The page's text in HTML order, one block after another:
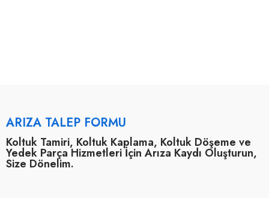
ARIZA TALEP FORMU
Koltuk Tamiri, Koltuk Kaplama, Koltuk Döşeme ve
Yedek Parça Hizmetleri İçin Arıza Kaydı Oluşturun,
Size Dönelim.